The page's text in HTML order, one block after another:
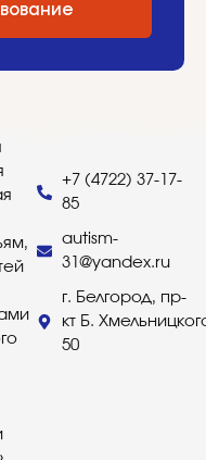
+7 (4722) 37-17-
85
autism-
31@yandex.ru
г. Белгород, пр-
кт Б.
50